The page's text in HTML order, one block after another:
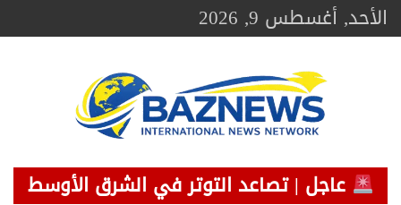
Skip
toالأحد, أغسطس 9, 2026
BAZNEWS
شبكة باز الإخبارية
عاجل | تصاعد التوتر في الشرق الأوسط